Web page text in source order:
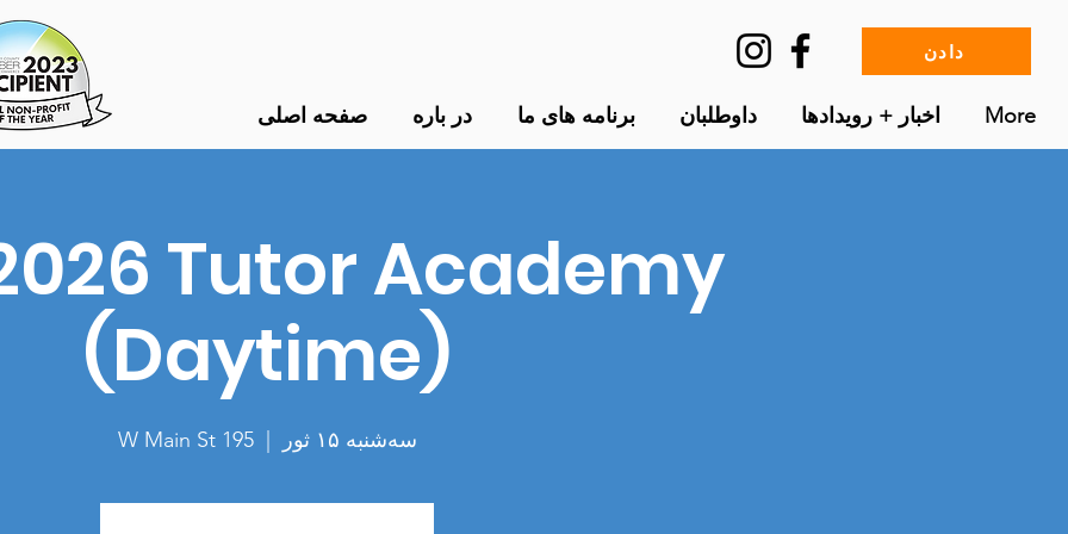
دادن
صفحه اصلی در باره برنامه های ما داوطلبان اخبار + رویدادها More
Tutor Academy
(Daytime)
سه‌شنبه ۱۵ ثور
  |
195 W Main St